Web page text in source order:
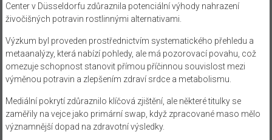
Center v Düsseldorfu zdůraznila potenciální výhody nahrazení
živočišných potravin rostlinnými alternativami.
Výzkum byl proveden prostřednictvím systematického přehledu a
metaanalýzy, která nabízí pohledy, ale má pozorovací povahu, což
omezuje schopnost stanovit přímou příčinnou souvislost mezi
výměnou potravin a zlepšením zdraví srdce a metabolismu.
Mediální pokrytí zdůraznilo klíčová zjištění, ale některé titulky se
zaměřily na vejce jako primární swap, když zpracované maso mělo
významnější dopad na zdravotní výsledky.